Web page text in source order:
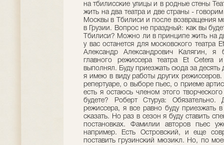
на тбилисские улицы и в родные стены
жить на два театра и две страны -
Москвы в Тбилиси и после возвращения
в Грузии. Вопрос не праздный: как вы
Тбилиси? Можно ли в принципе жить на
у вас останется для московского театра
Александр Александрович Калягин, я
главного режиссера театра Еt Cetera
выполнял. Буду приезжать сюда за
я имею в виду работы других
репертуаре, о выборе пьес, о приеме
есть я остаюсь членом этого
будете? Роберт Стуруа:
режиссера, я все равно буду приезжать
сказать. Но раз в сезон я буду ставить
постановках. Фамилии авторов пьес
например. Есть Островский, и еще
поставить грузинский мюзикл. Но, по